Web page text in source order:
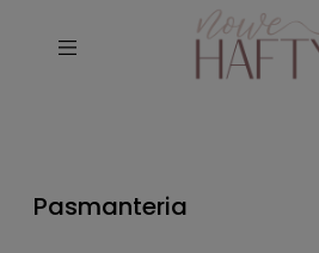
Pasmanteria